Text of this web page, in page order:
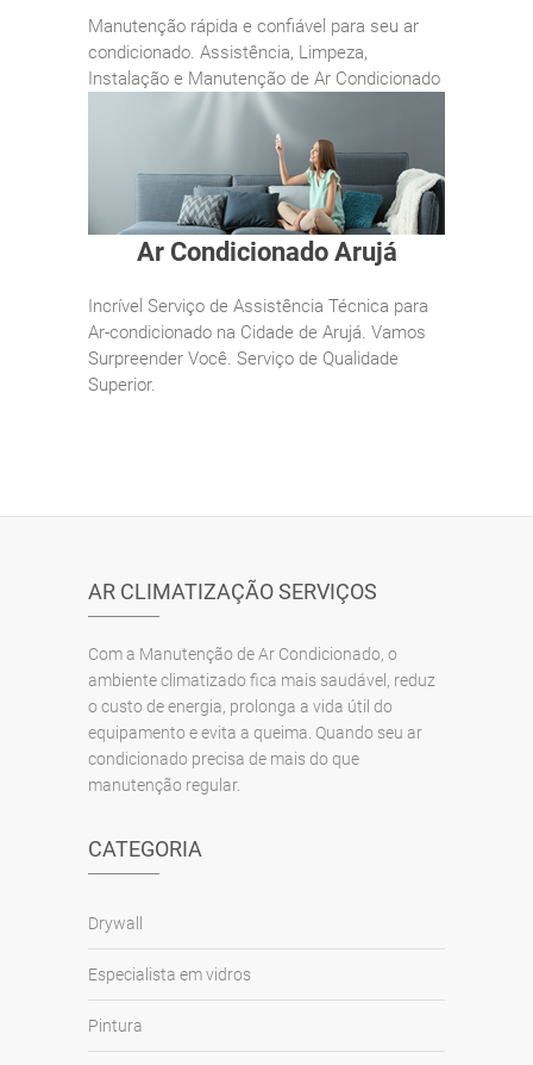
Manutenção rápida e confiável para seu ar
condicionado. Assistência, Limpeza,
Instalação e Manutenção de Ar Condicionado
Ar Condicionado Arujá
Incrível Serviço de Assistência Técnica para
Ar-condicionado na Cidade de Arujá. Vamos
Surpreender Você. Serviço de Qualidade
Superior.
AR CLIMATIZAÇÃO SERVIÇOS
Com a Manutenção de Ar Condicionado, o
ambiente climatizado fica mais saudável, reduz
o custo de energia, prolonga a vida útil do
equipamento e evita a queima. Quando seu ar
condicionado precisa de mais do que
manutenção regular.
CATEGORIA
Drywall
Especialista em vidros
Pintura